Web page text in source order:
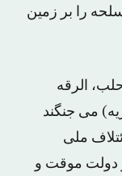
را بر زمین
الرقه
می جنگند
ملی
و دولت موقت و